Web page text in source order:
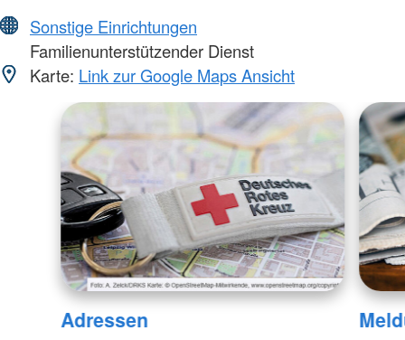
Sonstige Einrichtungen
Familienunterstützender Dienst
Karte: Link zur Google Maps Ansicht
Adressen